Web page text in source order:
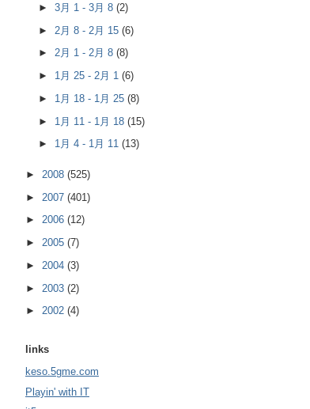
► 3月 1 - 3月 8 (2)
► 2月 8 - 2月 15 (6)
► 2月 1 - 2月 8 (8)
► 1月 25 - 2月 1 (6)
► 1月 18 - 1月 25 (8)
► 1月 11 - 1月 18 (15)
► 1月 4 - 1月 11 (13)
► 2008 (525)
► 2007 (401)
► 2006 (12)
► 2005 (7)
► 2004 (3)
► 2003 (2)
► 2002 (4)
links
keso.5gme.com
Playin' with IT